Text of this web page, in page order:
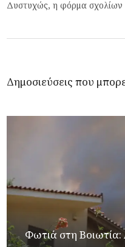
Δυστυχώς, η φόρμα σχολίων
Δημοσιεύσεις που
Φωτιά στη